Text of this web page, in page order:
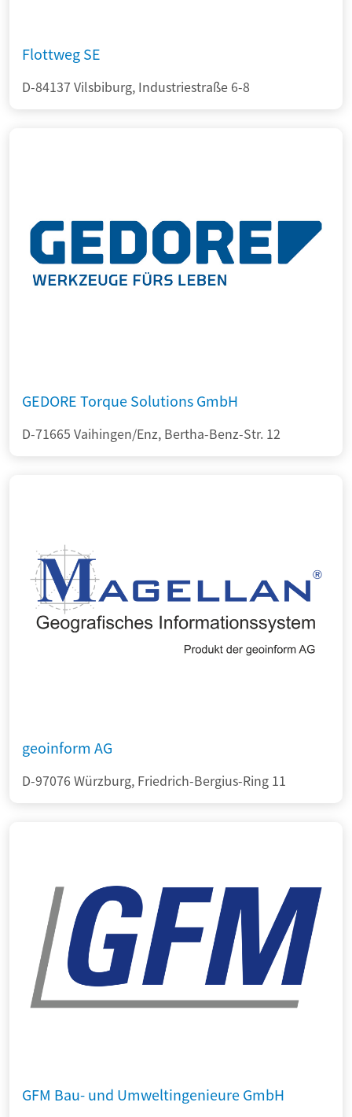
Flottweg SE
D-84137 Vilsbiburg, Industriestraße 6-8
GEDORE Torque Solutions GmbH
D-71665 Vaihingen/Enz, Bertha-Benz-Str. 12
geoinform AG
D-97076 Würzburg, Friedrich-Bergius-Ring 11
GFM Bau- und Umweltingenieure GmbH